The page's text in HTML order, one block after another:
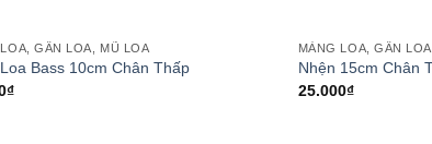
GÂN LOA, MŨ LOA
Bass 10cm Chân Thấp
₫
MÀNG LOA, GÂN
Nhện 15cm Chân
25.000₫